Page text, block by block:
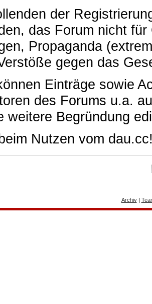
der
das Forum nicht
Propaganda
gegen das
Einträge sowie
des Forums u.a.
weitere Begründung
Nutzen vom
Archiv|